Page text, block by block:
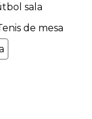
sala
de mesa